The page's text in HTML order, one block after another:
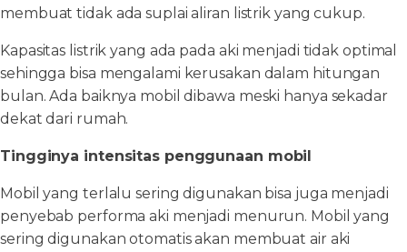
membuat tidak ada suplai aliran listrik yang cukup.
Kapasitas listrik yang ada pada aki menjadi tidak optimal
sehingga bisa mengalami kerusakan dalam hitungan
bulan. Ada baiknya mobil dibawa meski hanya sekadar
dekat dari rumah.
Tingginya intensitas penggunaan mobil
Mobil yang terlalu sering digunakan bisa juga menjadi
penyebab performa aki menjadi menurun. Mobil yang
sering digunakan otomatis akan membuat air aki